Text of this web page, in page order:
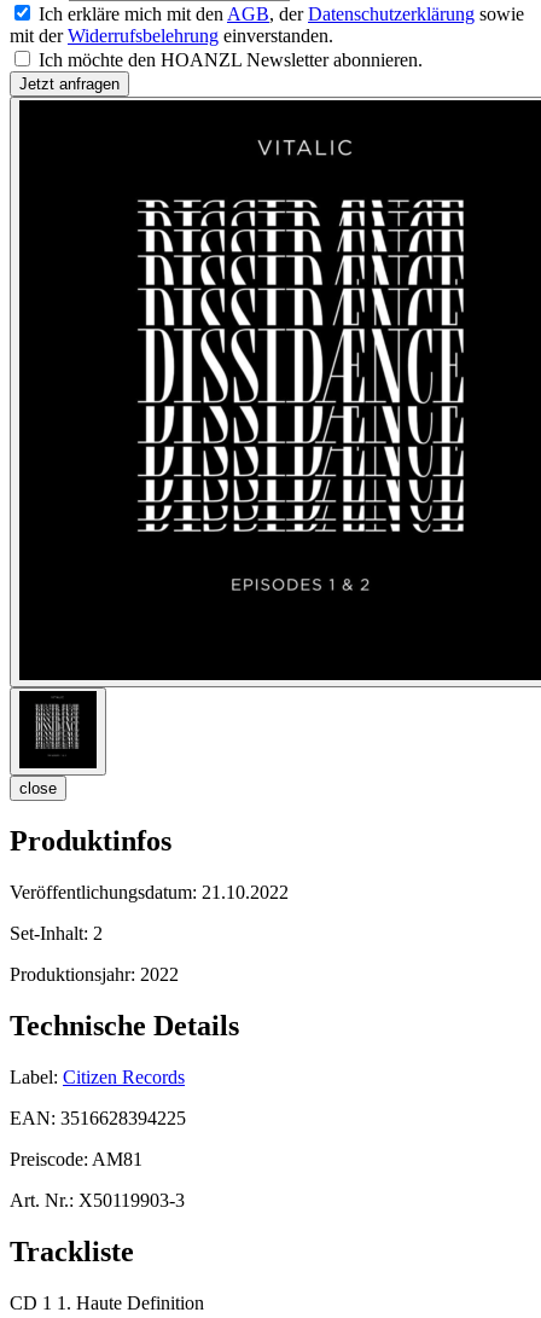
Ich erkläre mich mit den AGB, derDatenschutzerklärung sowie
mit derWiderrufsbelehrung einverstanden.
Ich möchte den HOANZL Newsletter abonnieren.
close
Produktinfos
Veröffentlichungsdatum: 21.10.2022
Set-Inhalt: 2
Produktionsjahr: 2022
Technische Details
Label: Citizen Records
EAN: 3516628394225
Preiscode: AM81
Art. Nr.: X50119903-3
Trackliste
CD 1 1. Haute Definition